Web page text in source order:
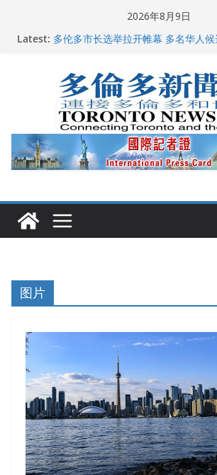
2026年8月9日
Latest: 龚晓华参加多伦多骄傲大游行 与市
特朗普称加拿大“不友善”并批评其领
关加拿大就业
2026加拿大青少年儿童绘画比赛颁奖
图片